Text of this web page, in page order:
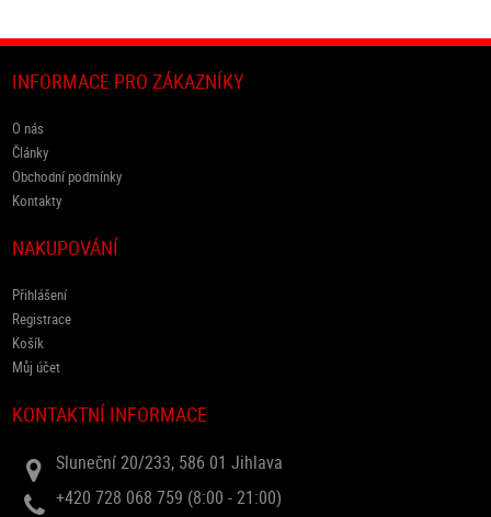
INFORMACE PRO ZÁKAZNÍKY
O nás
Články
Obchodní podmínky
Kontakty
NAKUPOVÁNÍ
Přihlášení
Registrace
Košík
Můj účet
KONTAKTNÍ INFORMACE
Sluneční 20/233, 586 01 Jihlava
+420 728 068 759 (8:00 - 21:00)